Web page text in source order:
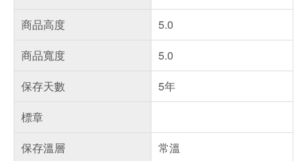
商品高度
5.0
商品寬度
5.0
保存天數
5年
標章
保存溫層
常溫